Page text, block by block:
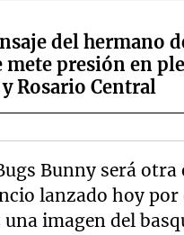
del hermano
mete presión en
Rosario Central
Bunny será otra
lanzado hoy
imagen del